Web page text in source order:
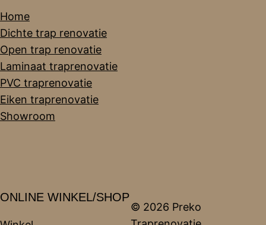
Home
Dichte trap renovatie
Open trap renovatie
Laminaat traprenovatie
PVC traprenovatie
Eiken traprenovatie
Showroom
ONLINE WINKEL/SHOP
© 2026 Preko